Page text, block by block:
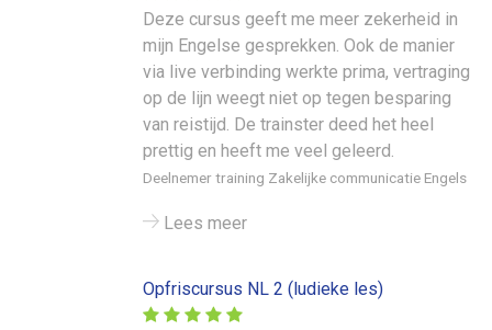
Deze cursus geeft me meer zekerheid in
mijn Engelse gesprekken. Ook de manier
via live verbinding werkte prima, vertraging
op de lijn weegt niet op tegen besparing
van reistijd. De trainster deed het heel
prettig en heeft me veel geleerd.
Deelnemer training Zakelijke communicatie Engels
Lees meer
Opfriscursus NL 2 (ludieke les)